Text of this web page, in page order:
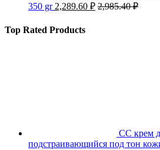
350 gr 2,289.60 ₽ 2,985.40₽
Top Rated Products
СС крем
подстраивающийся под тон